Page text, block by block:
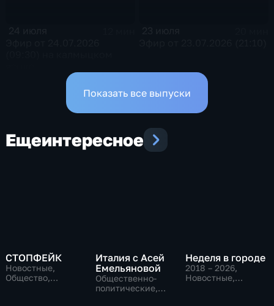
Показать все выпуски
Ещеинтересное
СТОПФЕЙК
Новостные,
Общество,
Италия с Асей
Емельяновой
Общественно-
политические,
Неделя в городе
2018 – 2026,
Новостные,